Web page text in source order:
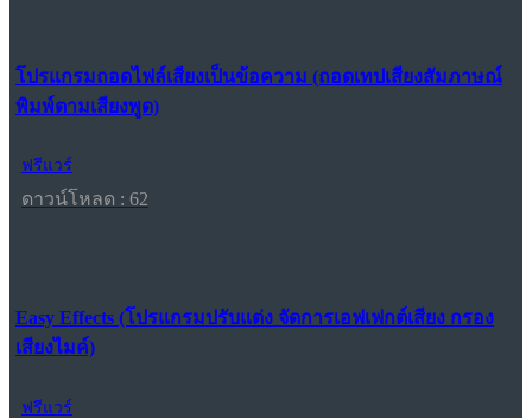
โปรแกรมถอดไฟล์เสียงเป็นข้อความ (ถอดเทปเสียงสัมภาษณ์
พิมพ์ตามเสียงพูด)
ฟรีแวร์
ดาวน์โหลด : 62
Easy Effects (โปรแกรมปรับแต่ง จัดการเอฟเฟกต์เสียง กรอง
เสียงไมค์)
ฟรีแวร์